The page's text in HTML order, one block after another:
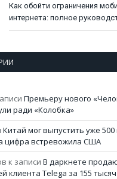
Как обойти ограничения
интернета: полное
Премьеру нового
ради «Колобка»
Китай мог выпустить уже 500
цифра встревожила США
к записи В даркнете
клиента Telega за 155